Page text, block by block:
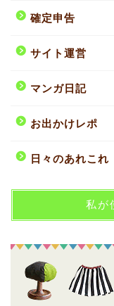
確定申告
サイト運営
マンガ日記
お出かけレポ
日々のあれこれ
私が